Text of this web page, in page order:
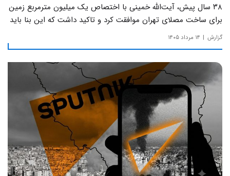
۳۸ سال پیش، آیت‌الله خمینی با اختصاص یک میلیون مترمربع زمین
برای ساخت مصلای تهران موافقت کرد و تاکید داشت که این بنا باید
به دور از زرق‌وبرق و یادآور سادگی مساجد صدر اسلام باشد.
گزارش ۱۴ مرداد ۱۴۰۵